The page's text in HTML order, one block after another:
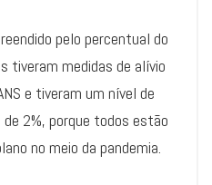
pelo percentual do
tiveram medidas de alívio
e tiveram um nível de
2%, porque todos estão
no meio da pandemia.